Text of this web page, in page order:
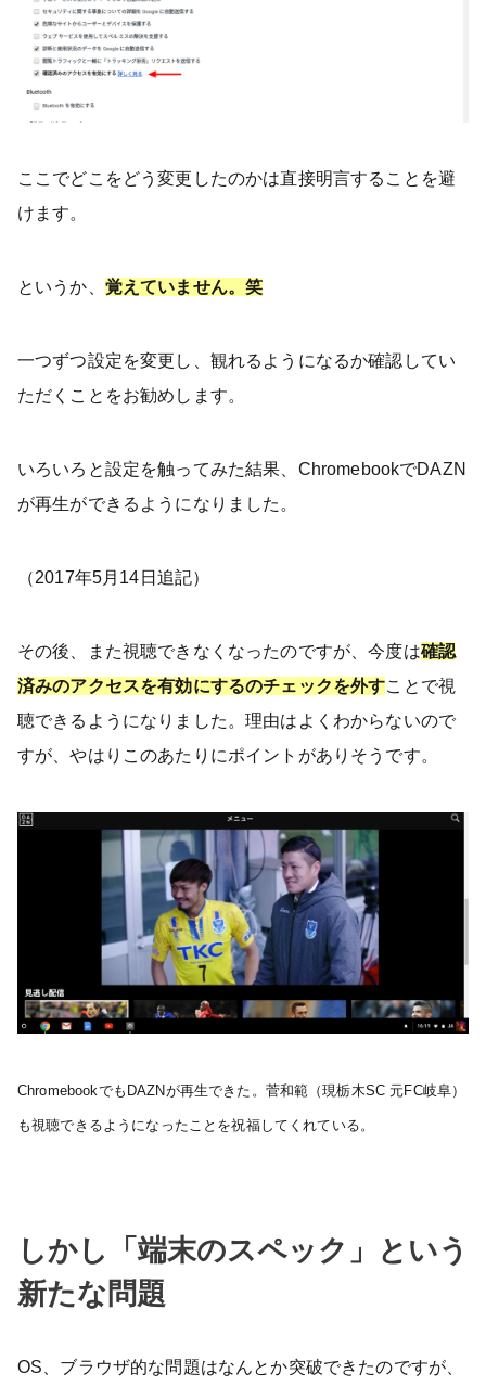
ここでどこをどう変更したのかは直接明言することを避
けます。
というか、 覚えていません。笑
一つずつ設定を変更し、観れるようになるか確認してい
ただくことをお勧めします。
いろいろと設定を触ってみた結果、ChromebookでDAZN
が再生ができるようになりました。
（2017年5月14日追記）
その後、また視聴できなくなったのですが、今度は確認
済みのアクセスを有効にするのチェックを外すことで視
聴できるようになりました。理由はよくわからないので
すが、やはりこのあたりにポイントがありそうです。
ChromebookでもDAZNが再生できた。菅和範（現栃木SC 元FC岐阜）
も視聴できるようになったことを祝福してくれている。
しかし「端末のスペック」という
新たな問題
OS、ブラウザ的な問題はなんとか突破できたのですが、